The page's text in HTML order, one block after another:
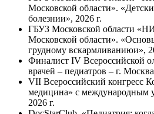
Московской области».
болезнии», 2026 г.
ГБУЗ Московской области
Московской области».
грудному вскармливаниюи»,
Финалист IV Всероссийской
врачей – педиатров – г.
VII Всероссийский конгресс
медицина» с международным
2026 г.